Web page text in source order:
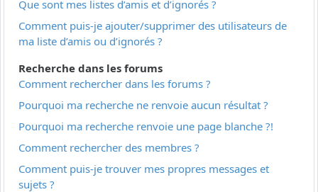
Que sont mes listes d’amis et d’ignorés ?
Comment puis-je ajouter/supprimer des utilisateurs de
ma liste d’amis ou d’ignorés ?
Recherche dans les forums
Comment rechercher dans les forums ?
Pourquoi ma recherche ne renvoie aucun résultat ?
Pourquoi ma recherche renvoie une page blanche ?!
Comment rechercher des membres ?
Comment puis-je trouver mes propres messages et
sujets ?